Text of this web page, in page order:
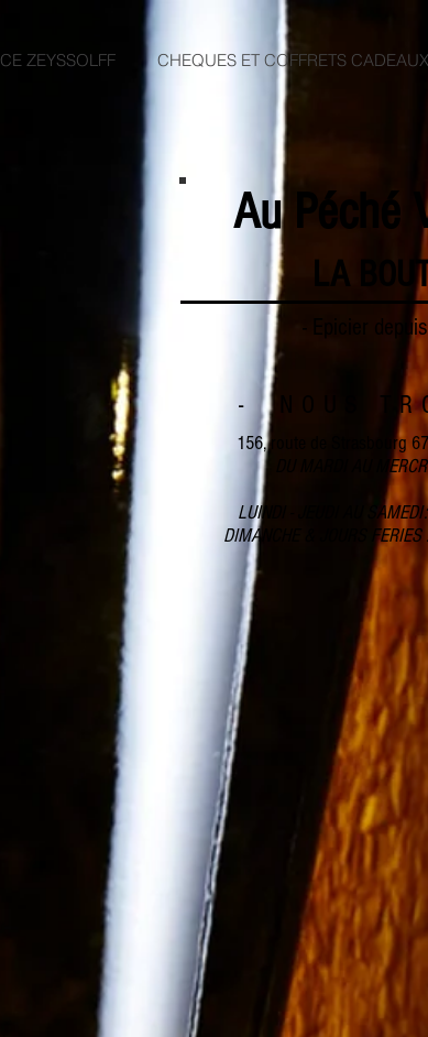
ZEYSSOLFF CHEQUES ET COFFRETS
Au Péché
LA
- Epicier
- NOUS
156, route de Strasbourg
DU MARDI AU
LUINDI - JEUDI AU
DIMANCHE & JOURS